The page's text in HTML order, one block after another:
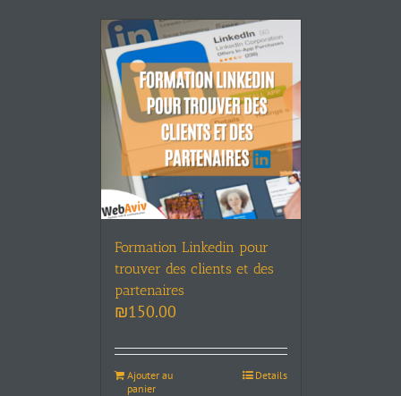
Formation Linkedin pour
trouver des clients et des
partenaires
₪150.00
Ajouter au
panier
Details